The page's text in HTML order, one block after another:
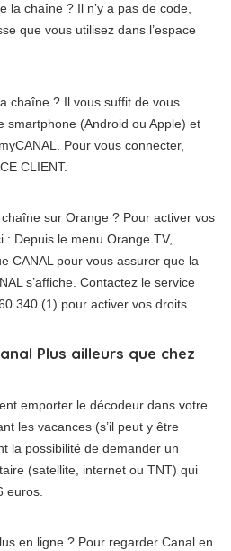
la chaîne ? Il n’y a pas de code,
que vous utilisez dans l’espace
chaîne ? Il vous suffit de vous
smartphone (Android ou Apple) et
Pour vous connecter,
CLIENT.
sur Orange ? Pour activer vos
Depuis le menu Orange TV,
CANAL pour vous assurer que la
s’affiche. Contactez le service
340 (1) pour activer vos droits.
Plus ailleurs que chez
emporter le décodeur dans votre
les vacances (s’il peut y être
la possibilité de demander un
(satellite, internet ou TNT) qui
euros.
en ligne ? Pour regarder Canal en